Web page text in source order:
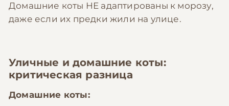
Домашние коты НЕ адаптированы к морозу,
даже если их предки жили на улице.
Уличные и домашние коты:
критическая разница
Домашние коты: